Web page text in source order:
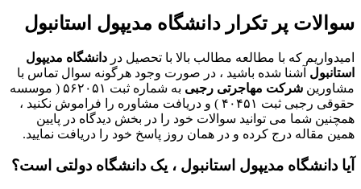
سوالات پر تکرار دانشگاه مدیپول استانبول
امیدواریم که با مطالعه مطالب بالا با تحصیل در دانشگاه مدیپول
استانبول آشنا شده باشید ، در صورت وجود هرگونه سوال تماس با
مشاورین شرکت مهاجرتی رجبی
به شماره ثبت ۵۶۲۰۵۱ ( موسسه
حقوقی رجبی ثبت ۴۰۴۵۱ ) و دریافت مشاوره را فراموش نکنید ،
همچنین شما می توانید سوالات خود را در بخش دیدگاه در پایین
همین مقاله درج کرده و در همان روز پاسخ خود را دریافت نمایید.
آیا دانشگاه مدیپول استانبول ، یک دانشگاه دولتی است؟